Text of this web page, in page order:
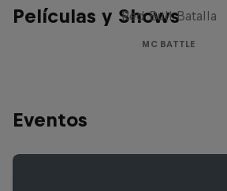
Películas y Shows
Red Bull Batalla
MC BATTLE
Eventos